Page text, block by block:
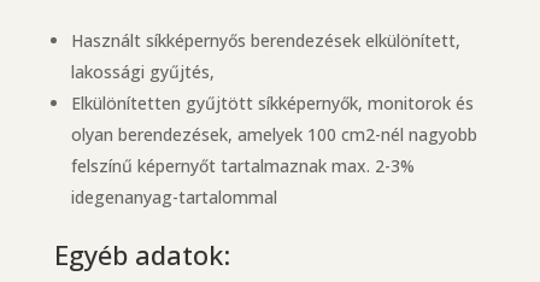
Használt síkképernyős berendezések elkülönített,
lakossági gyűjtés,
Elkülönítetten gyűjtött síkképernyők, monitorok és
olyan berendezések, amelyek 100 cm2-nél nagyobb
felszínű képernyőt tartalmaznak max. 2-3%
idegenanyag-tartalommal
Egyéb adatok: